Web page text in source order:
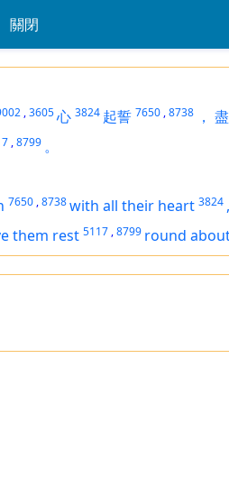
關閉
,3605心 3824 起誓 7650 ,8738 ， 盡
,8799 。
7650 ,8738with all their heart 3824 ,
them rest 5117 ,8799 round